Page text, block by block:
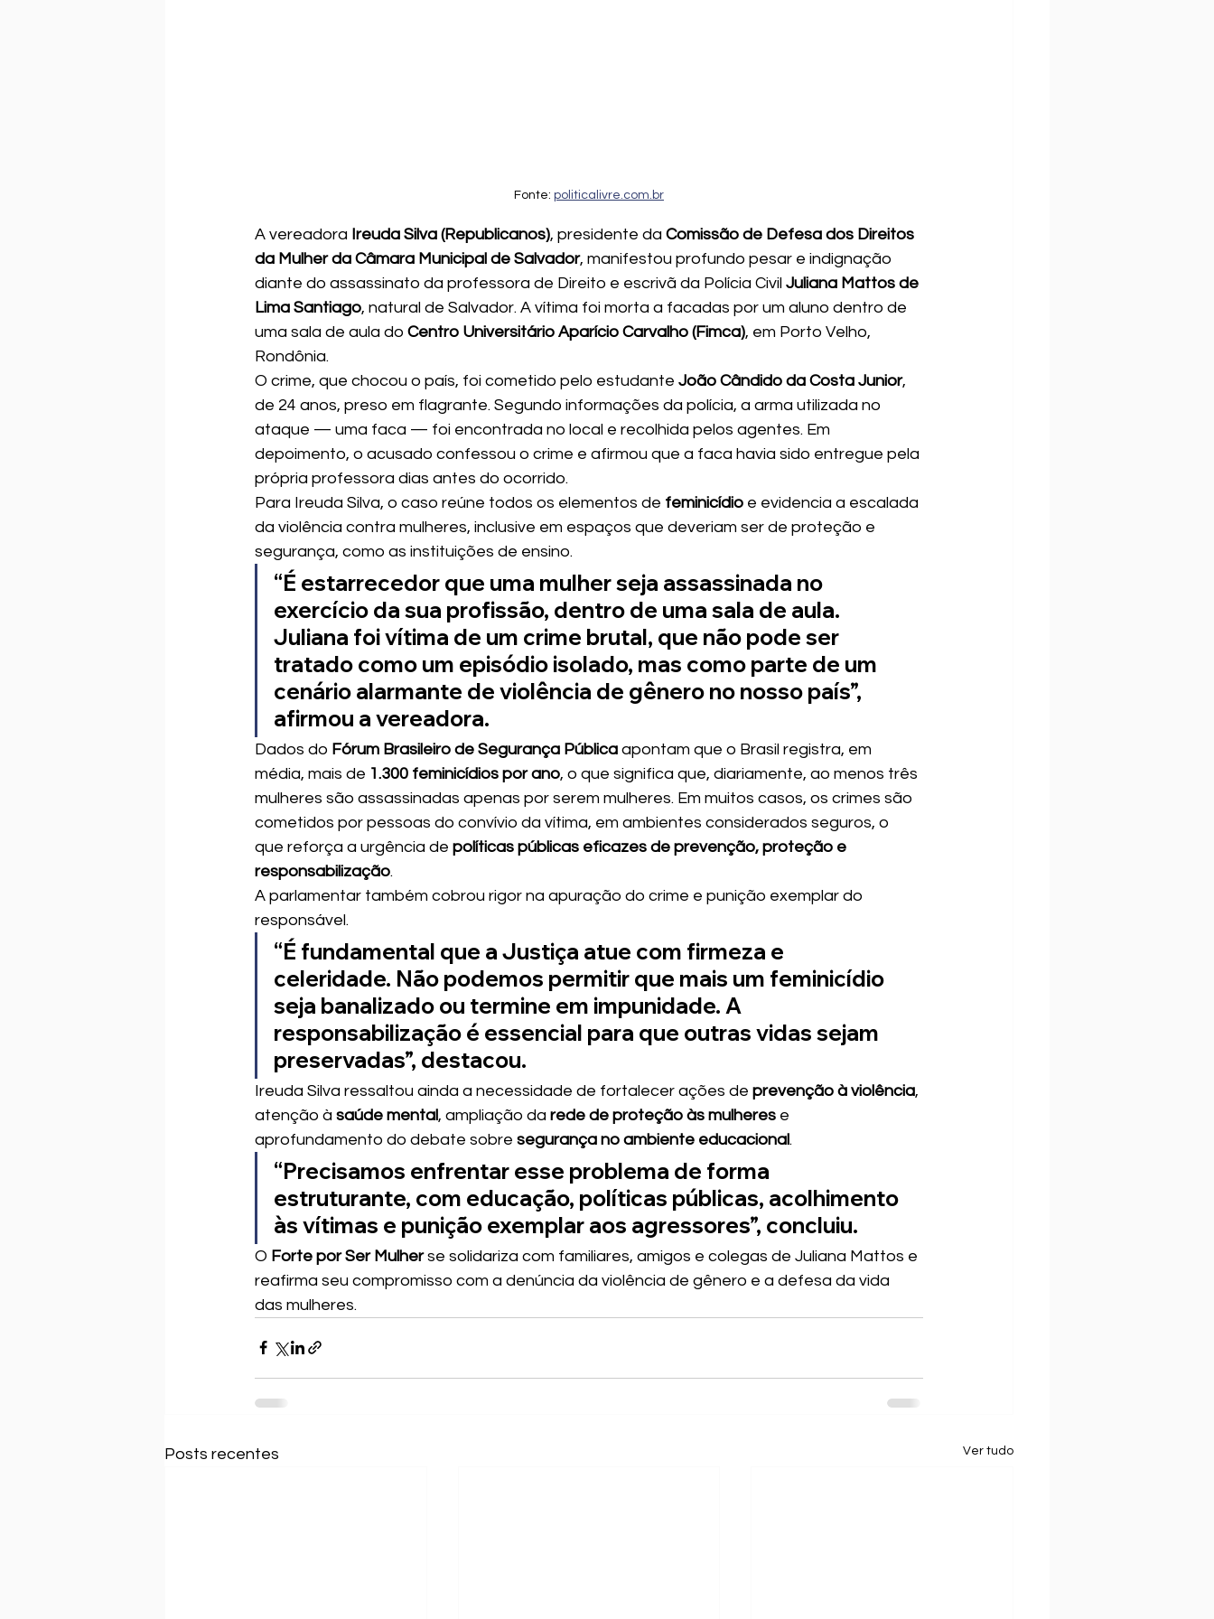
Fonte: politicalivre.com.br
A vereadora Ireuda Silva (Republicanos), presidente da Comissão de Defesa dos Direitos
da Mulher da Câmara Municipal de Salvador, manifestou profundo pesar e indignação
diante do assassinato da professora de Direito e escrivã da Polícia Civil Juliana Mattos de
Lima Santiago, natural de Salvador. A vítima foi morta a facadas por um aluno dentro de
uma sala de aula do Centro Universitário Aparício Carvalho (Fimca), em Porto Velho,
Rondônia.
O crime, que chocou o país, foi cometido pelo estudante João Cândido da Costa Junior,
de 24 anos, preso em flagrante. Segundo informações da polícia, a arma utilizada no
ataque — uma faca — foi encontrada no local e recolhida pelos agentes. Em
depoimento, o acusado confessou o crime e afirmou que a faca havia sido entregue pela
própria professora dias antes do ocorrido.
Para Ireuda Silva, o caso reúne todos os elementos de feminicídio e evidencia a escalada
da violência contra mulheres, inclusive em espaços que deveriam ser de proteção e
segurança, como as instituições de ensino.
“É estarrecedor que uma mulher seja assassinada no
exercício da sua profissão, dentro de uma sala de aula.
Juliana foi vítima de um crime brutal, que não pode ser
tratado como um episódio isolado, mas como parte de um
cenário alarmante de violência de gênero no nosso país”,
afirmou a vereadora.
Dados do Fórum Brasileiro de Segurança Pública apontam que o Brasil registra, em
média, mais de 1.300 feminicídios por ano, o que significa que, diariamente, ao menos três
mulheres são assassinadas apenas por serem mulheres. Em muitos casos, os crimes são
cometidos por pessoas do convívio da vítima, em ambientes considerados seguros, o
que reforça a urgência de políticas públicas eficazes de prevenção, proteção e
responsabilização.
A parlamentar também cobrou rigor na apuração do crime e punição exemplar do
responsável.
“É fundamental que a Justiça atue com firmeza e
celeridade. Não podemos permitir que mais um feminicídio
seja banalizado ou termine em impunidade. A
responsabilização é essencial para que outras vidas sejam
preservadas”, destacou.
Ireuda Silva ressaltou ainda a necessidade de fortalecer ações de prevenção à violência,
atenção à saúde mental, ampliação da rede de proteção às mulheres e
aprofundamento do debate sobre segurança no ambiente educacional.
“Precisamos enfrentar esse problema de forma
estruturante, com educação, políticas públicas, acolhimento
às vítimas e punição exemplar aos agressores”, concluiu.
O Forte por Ser Mulher se solidariza com familiares, amigos e colegas de Juliana Mattos e
reafirma seu compromisso com a denúncia da violência de gênero e a defesa da vida
das mulheres.
Posts recentes Ver tudo